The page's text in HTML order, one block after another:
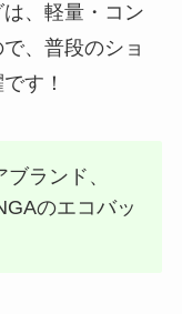
、軽量・コン
、普段のショ
す！
ランド、
のエコバッ